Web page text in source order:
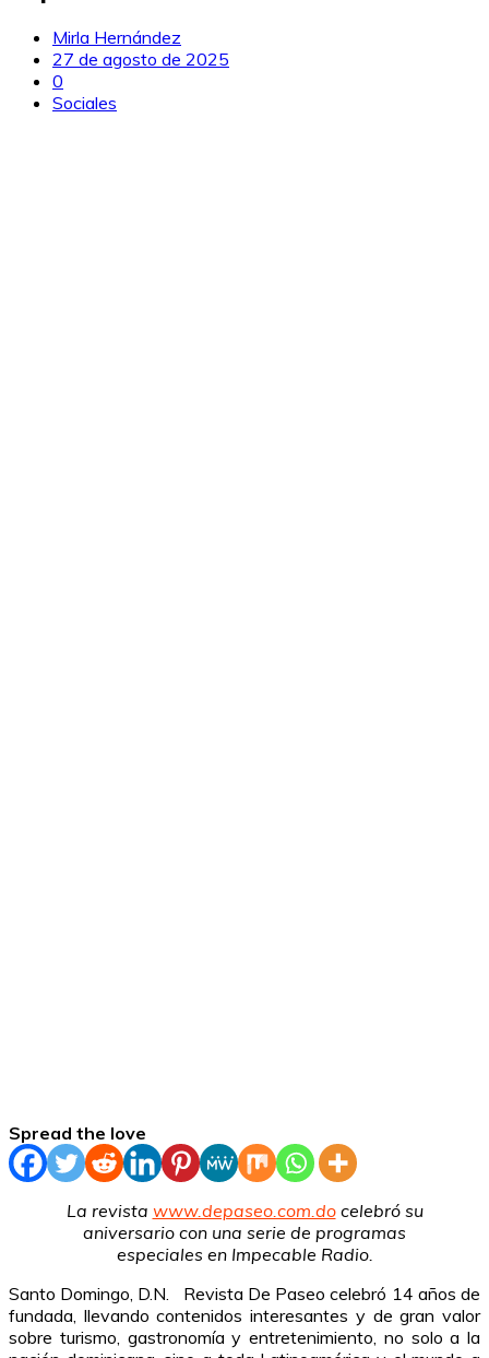
Mirla Hernández
27 de agosto de 2025
0
Sociales
Spread the love
La revista www.depaseo.com.do celebró su
aniversario con una serie de programas
especiales en Impecable Radio.
Santo Domingo, D.N. Revista De Paseo celebró 14 años de
fundada, llevando contenidos interesantes y de gran valor
sobre turismo, gastronomía y entretenimiento, no solo a la